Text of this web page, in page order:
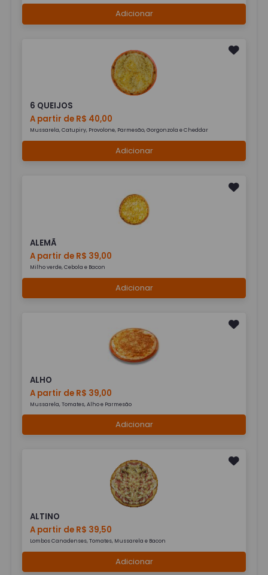
Adicionar
6 QUEIJOS
A partir de R$ 40,00
Mussarela, Catupiry, Provolone, Parmesão, Gorgonzola e Cheddar
Adicionar
ALEMÃ
A partir de R$ 39,00
Milho verde, Cebola e Bacon
Adicionar
ALHO
A partir de R$ 39,00
Mussarela, Tomates, Alho e Parmesão
Adicionar
ALTINO
A partir de R$ 39,50
Lombos Canadenses, Tomates, Mussarela e Bacon
Adicionar